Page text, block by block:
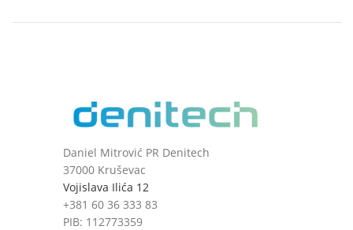
Daniel Mitrović PR Denitech
37000 Kruševac
Vojislava Ilića 12
+381 60 36 333 83
PIB: 112773359